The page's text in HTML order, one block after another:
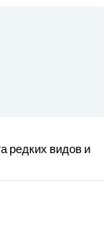
редких видов и